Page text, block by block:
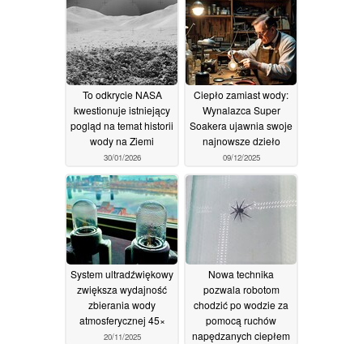
nagrywania filmów w
rozdzielczości 3K oraz
funkcję tłumaczenia na
żywo24/06/2026
To odkrycie NASA
kwestionuje istniejący
pogląd na temat historii
wody na Ziemi
30/01/2026
Ciepło zamiast wody:
Wynalazca Super
Soakera ujawnia swoje
najnowsze dzieło
09/12/2025
System ultradźwiękowy
zwiększa wydajność
zbierania wody
atmosferycznej 45×
20/11/2025
Nowa technika
pozwala robotom
chodzić po wodzie za
pomocą ruchów
napędzanych ciepłem